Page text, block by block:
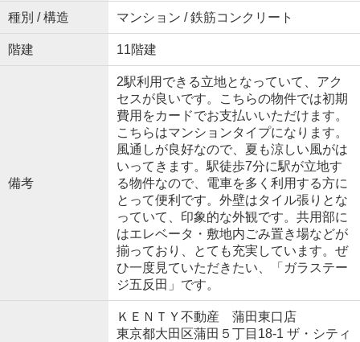
種別 / 構造 マンション / 鉄筋コンクリート
階建 11階建
備考
2駅利用できる立地となっていて、アク
セスが良いです。こちらの物件では初期
費用をカードでお支払いいただけます。
こちらはマンションタイプになります。
風通しが良好なので、夏も涼しい風がは
いってきます。駅徒歩7分に駅が立地す
る物件なので、電車を多く利用する方に
とって便利です。外壁はタイル張りとな
っていて、印象的な外観です。共用部に
はエレベータ・敷地内ごみ置き場などが
揃っており、とても充実しています。ぜ
ひ一度見ていただきたい、「ガラステー
ジ五反田」です。
ＫＥＮＴＹ不動産 蒲田東口店
東京都大田区蒲田５丁目18-1 ザ・シティ